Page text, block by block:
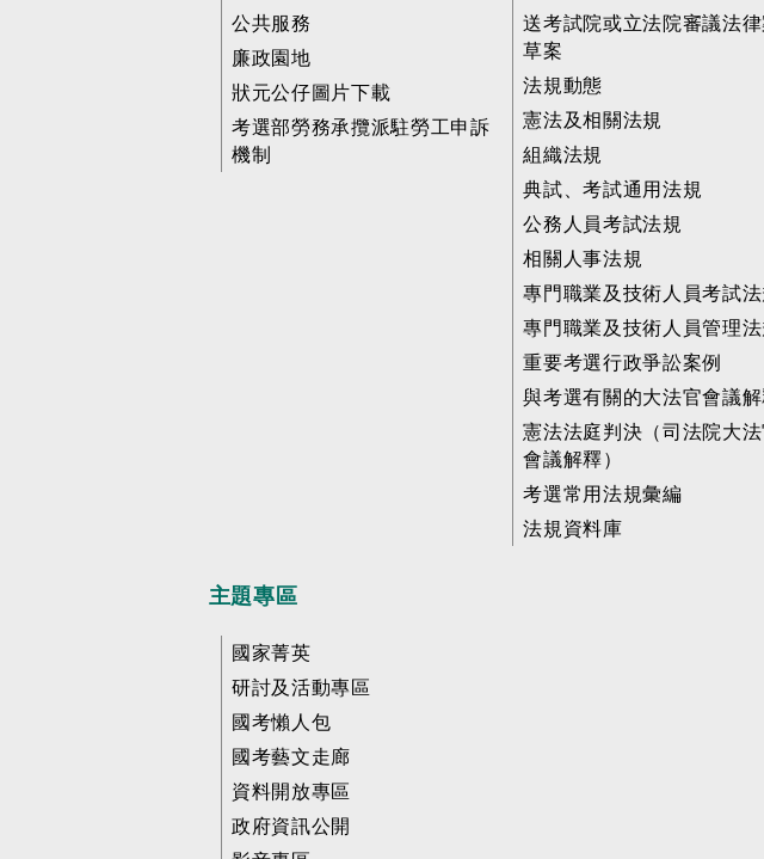
公共服務
廉政園地
狀元公仔圖片下載
考選部勞務承攬派駐勞工申訴
機制
送考試院或立法院審議法律
草案
法規動態
憲法及相關法規
組織法規
典試、考試通用法規
公務人員考試法規
相關人事法規
專門職業及技術人員考試法
專門職業及技術人員管理法
重要考選行政爭訟案例
與考選有關的大法官會議
憲法法庭判決（司法院大法
會議解釋）
考選常用法規彙編
法規資料庫
主題專區
國家菁英
研討及活動專區
國考懶人包
國考藝文走廊
資料開放專區
政府資訊公開